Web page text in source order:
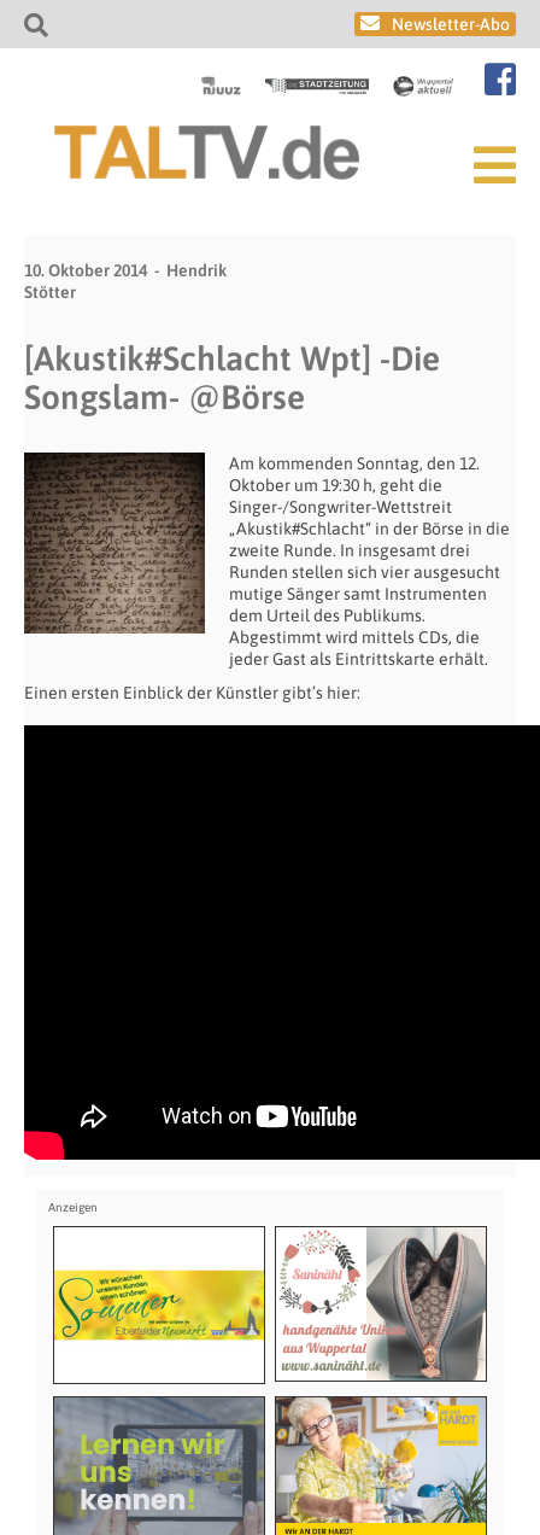
Newsletter-Abo
10. Oktober 2014
Hendrik
Stötter
[Akustik#Schlacht Wpt] -Die
Songslam- @Börse
Am kommenden Sonntag, den 12.
Oktober um 19:30 h, geht die
Singer-/Songwriter-Wettstreit
„Akustik#Schlacht“ in der Börse in die
zweite Runde. In insgesamt drei
Runden stellen sich vier ausgesucht
mutige Sänger samt Instrumenten
dem Urteil des Publikums.
Abgestimmt wird mittels CDs, die
jeder Gast als Eintrittskarte erhält.
Einen ersten Einblick der Künstler gibt’s hier: